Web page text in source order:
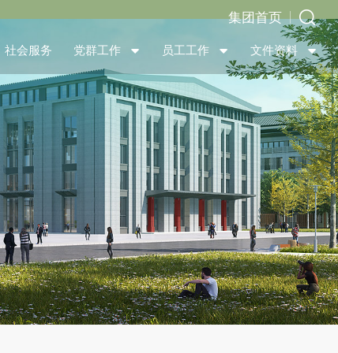
集团首页
社会服务 党群工作 员工工作 文件资料